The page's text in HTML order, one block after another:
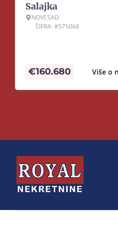
Salajka
NOVI SAD
ŠIFRA: #575068
Više o
€160.680